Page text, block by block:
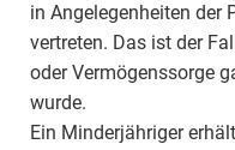
in Angelegenheiten der
vertreten. Das ist der
oder Vermögenssorge
wurde.
Ein Minderjähriger